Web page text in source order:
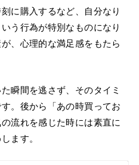
に購入するなど、自分なり
う行為が特別なものになり
、心理的な満足感をもたら
瞬間を逃さず、そのタイミ
。後から「あの時買ってお
流れを感じた時には素直に
ます。